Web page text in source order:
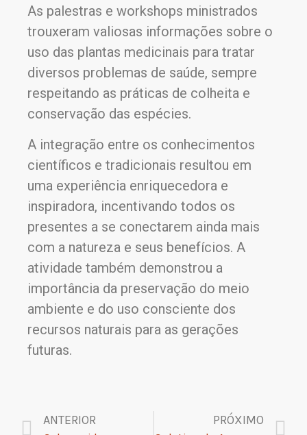
As palestras e workshops ministrados
trouxeram valiosas informações sobre o
uso das plantas medicinais para tratar
diversos problemas de saúde, sempre
respeitando as práticas de colheita e
conservação das espécies.
A integração entre os conhecimentos
científicos e tradicionais resultou em
uma experiência enriquecedora e
inspiradora, incentivando todos os
presentes a se conectarem ainda mais
com a natureza e seus benefícios. A
atividade também demonstrou a
importância da preservação do meio
ambiente e do uso consciente dos
recursos naturais para as gerações
futuras.
ANTERIOR
PRÓXIMO